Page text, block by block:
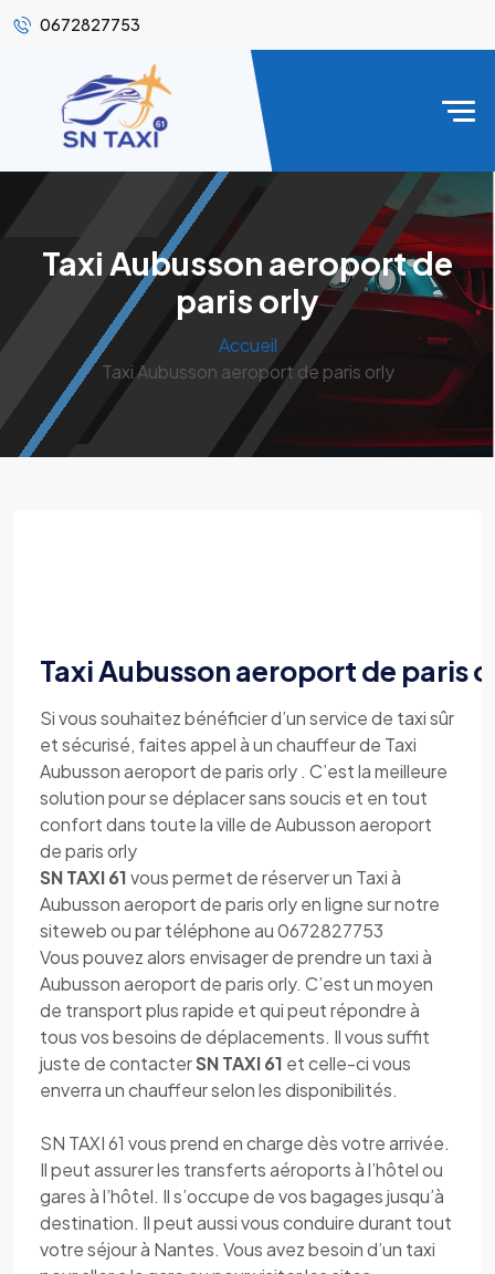
0672827753
Taxi Aubusson aeroport de
paris orly
Accueil
Taxi Aubusson aeroport de paris orly
Taxi Aubusson aeroport de paris
Si vous souhaitez bénéficier d’un service de taxi sûr
et sécurisé, faites appel à un chauffeur de Taxi
Aubusson aeroport de paris orly . C’est la meilleure
solution pour se déplacer sans soucis et en tout
confort dans toute la ville de Aubusson aeroport
de paris orly
SN TAXI 61vous permet de réserver un Taxi à
Aubusson aeroport de paris orly en ligne sur notre
siteweb ou par téléphone au 0672827753
Vous pouvez alors envisager de prendre un taxi à
Aubusson aeroport de paris orly. C’est un moyen
de transport plus rapide et qui peut répondre à
tous vos besoins de déplacements. Il vous suffit
juste de contacterSN TAXI 61 et celle-ci vous
enverra un chauffeur selon les disponibilités.
SN TAXI 61 vous prend en charge dès votre arrivée.
Il peut assurer les transferts aéroports à l’hôtel ou
gares à l’hôtel. Il s’occupe de vos bagages jusqu’à
destination. Il peut aussi vous conduire durant tout
votre séjour à Nantes. Vous avez besoin d’un taxi